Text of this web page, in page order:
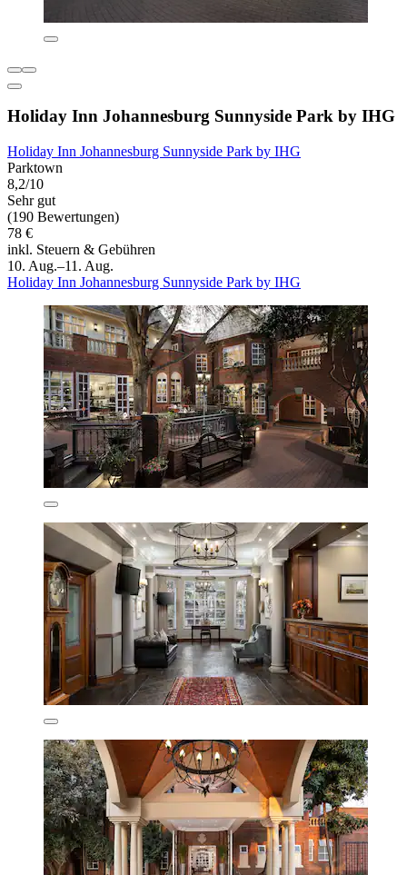
Holiday Inn Johannesburg Sunnyside Park by IHG
Holiday Inn Johannesburg Sunnyside Park by IHG
Parktown
8,2/10
Sehr gut
(190 Bewertungen)
78 €
inkl. Steuern & Gebühren
10. Aug.–11. Aug.
Holiday Inn Johannesburg Sunnyside Park by IHG